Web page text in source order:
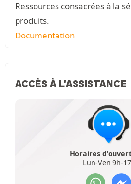
Ressources consacrées à la
produits.
Documentation
ACCÈS À L'ASSISTANCE
Horaires
Lun-Ven 9h-